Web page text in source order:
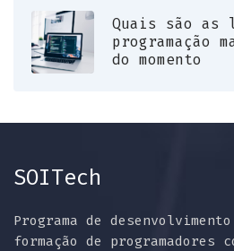
Quais são as
programação
do momento
SOITech
Programa de
formação de programadores